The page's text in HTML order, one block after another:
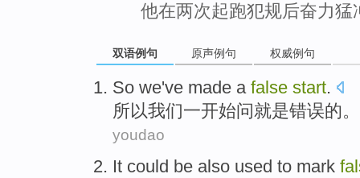
他在两次起跑犯规后奋力猛
双语例句 原声例句 权威例句
So we've made a false start.
所以我们一开始问就是错误的。
youdao
It could be also used to mark